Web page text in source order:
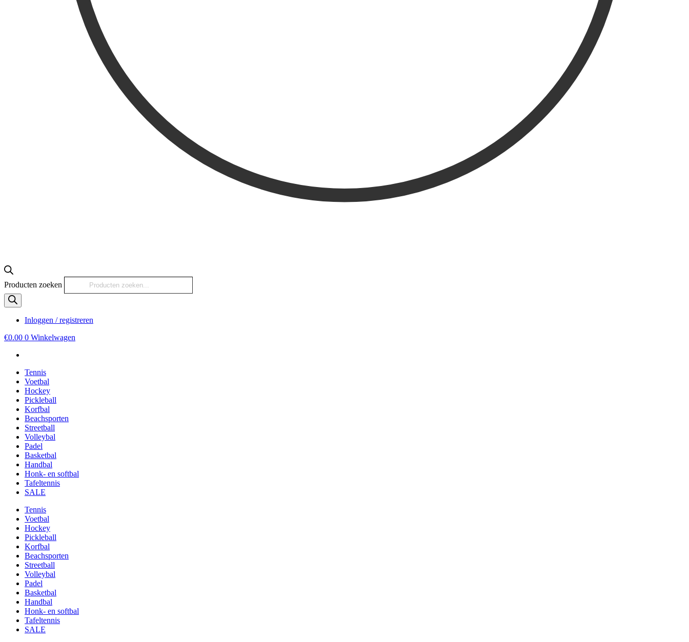
Producten zoeken
Inloggen / registreren
€0.00 0 Winkelwagen
Tennis
Voetbal
Hockey
Pickleball
Korfbal
Beachsporten
Streetball
Volleybal
Padel
Basketbal
Handbal
Honk- en softbal
Tafeltennis
SALE
Tennis
Voetbal
Hockey
Pickleball
Korfbal
Beachsporten
Streetball
Volleybal
Padel
Basketbal
Handbal
Honk- en softbal
Tafeltennis
SALE